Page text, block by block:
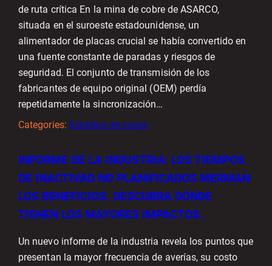
de ruta crítica En la mina de cobre de ASARCO,
situada en el suroeste estadounidense, un
alimentador de placas crucial se había convertido en
una fuente constante de paradas y riesgos de
seguridad. El conjunto de transmisión de los
fabricantes de equipo original (OEM) perdía
repetidamente la sincronización…
Categories: Estudios de casos
INFORME DE LA INDUSTRIA: LOS TIEMPOS
DE INACTIVAD NO PLANIFICADOS MERMAN
LOS BENEFICIOS. DESCUBRA DÓNDE
TIENEN LOS MAYORES IMPACTOS.
Un nuevo informe de la industria revela los puntos que
presentan la mayor frecuencia de averías, su costo